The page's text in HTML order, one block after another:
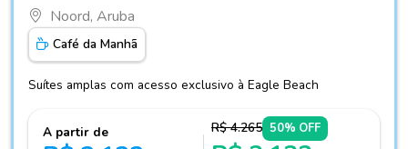
Noord, Aruba
Café da Manhã
Suítes amplas com acesso exclusivo à Eagle Beach
A partir de R$ 4.265 50% OFF